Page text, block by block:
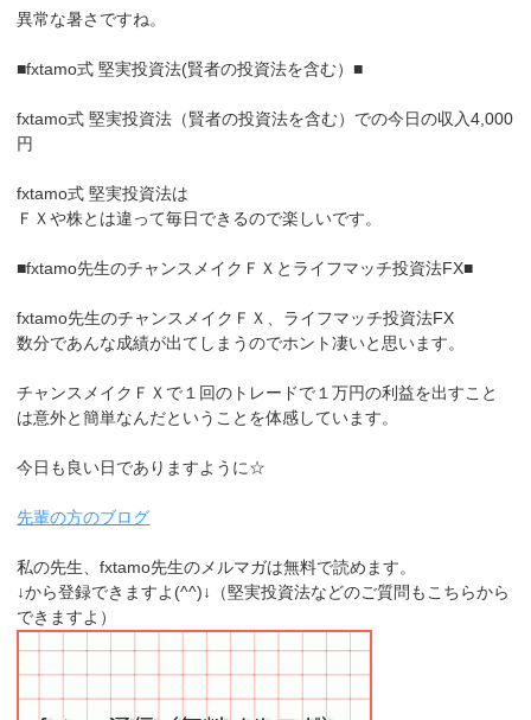
異常な暑さですね。
■fxtamo式 堅実投資法(賢者の投資法を含む）■
fxtamo式 堅実投資法（賢者の投資法を含む）での今日の収入4,000
円
fxtamo式 堅実投資法は
ＦＸや株とは違って毎日できるので楽しいです。
■fxtamo先生のチャンスメイクＦＸとライフマッチ投資法FX■
fxtamo先生のチャンスメイクＦＸ、ライフマッチ投資法FX
数分であんな成績が出てしまうのでホント凄いと思います。
チャンスメイクＦＸで１回のトレードで１万円の利益を出すこと
は意外と簡単なんだということを体感しています。
今日も良い日でありますように☆
先輩の方のブログ
私の先生、fxtamo先生のメルマガは無料で読めます。
↓から登録できますよ(^^)↓（堅実投資法などのご質問もこちらから
できますよ）